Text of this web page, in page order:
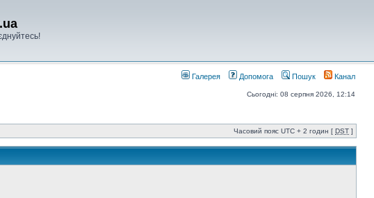
Галерея Допомога Пошук Канал
Сьогодні: 08 серпня 2026, 12:14
Часовий пояс UTC + 2 годин [ DST ]